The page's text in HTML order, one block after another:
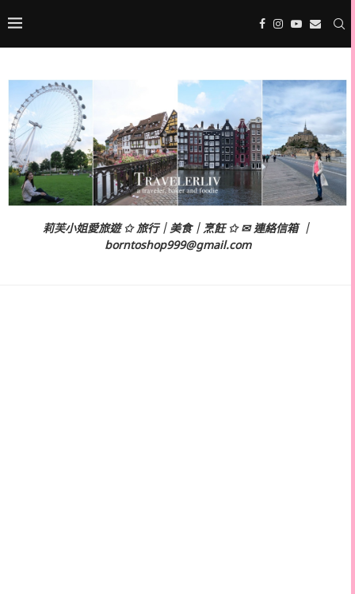
莉芙小姐愛旅遊 ✩ 旅行｜美食｜烹飪 ✩ ✉ 連絡信箱 ｜
borntoshop999@gmail.com